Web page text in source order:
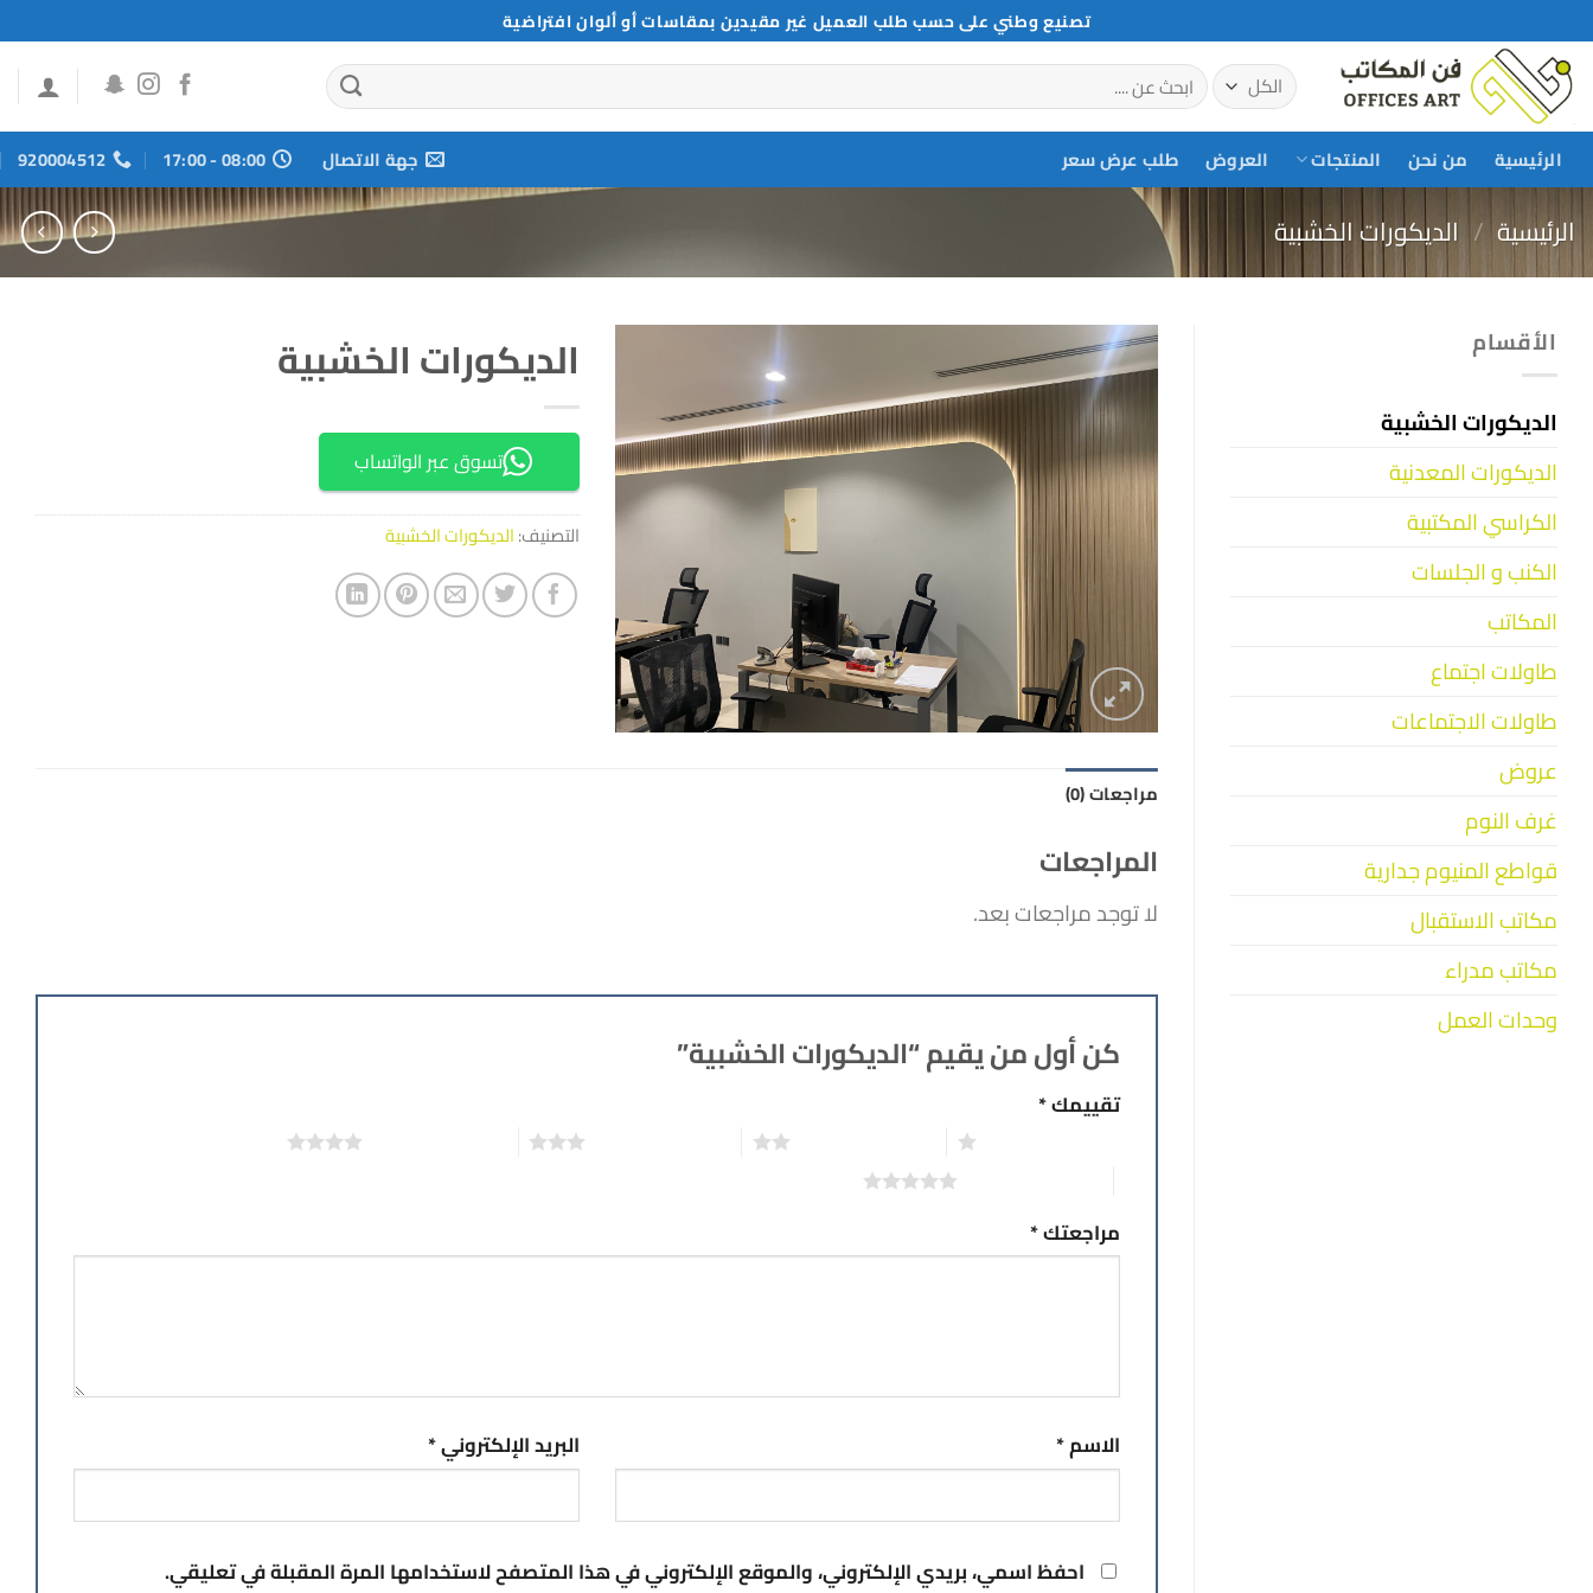
للمحتوى
تصنيع وطني على حسب طلب العميل غير مقيدين بمقاسات أو ألوان افتراضية
البحث
عن:
الرئيسية من نحن المنتجات العروض طلب عرض سعر جهة الاتصال 08:00 - 17:00
920004512
الرئيسية / الديكورات الخشبية
الأقسام
الديكورات الخشبية
الديكورات المعدنية
الكراسي المكتبية
الكنب و الجلسات
المكاتب
طاولات اجتماع
طاولات الاجتماعات
عروض
غرف النوم
قواطع المنيوم جدارية
مكاتب الاستقبال
مكاتب مدراء
وحدات العمل
الديكورات الخشبية
تسوق عبر الواتساب
التصنيف:الديكورات الخشبية
مراجعات (0)
المراجعات
لا توجد مراجعات بعد.
كن أول من يقيم “الديكورات الخشبية”
تقييمك*
مراجعتك*
الاسم* البريد الإلكتروني*
احفظ اسمي، بريدي الإلكتروني، والموقع الإلكتروني في هذا المتصفح لاستخدامها المرة المقبلة في تعليقي.